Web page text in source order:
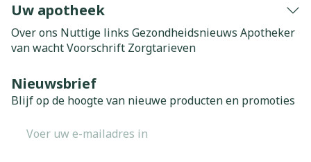
Uw apotheek
Over ons Nuttige links Gezondheidsnieuws Apotheker
van wachtVoorschrift Zorgtarieven
Nieuwsbrief
Blijf op de hoogte van nieuwe producten en promoties